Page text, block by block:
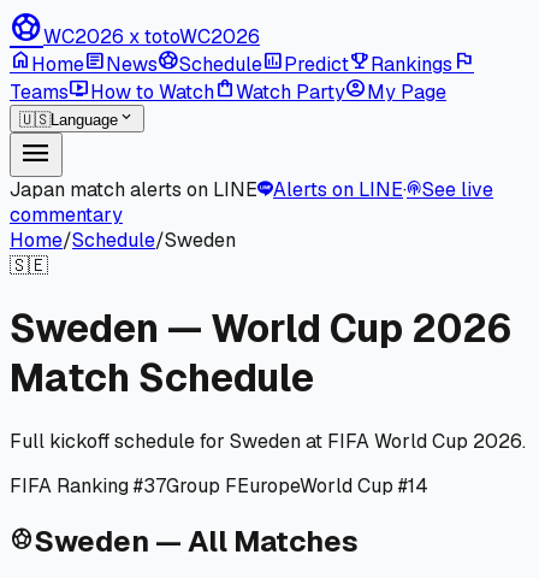
sports_soccerWC2026 x totoWC2026
homeHomearticleNewssports_soccerSchedulepollPredictemoji_eventsRankings flag
Teamslive_tvHow to Watchshopping_bagWatch Partyaccount_circleMy Page
🇺🇸Language expand_more
menu
Japan match alerts on LINE Alerts on LINE·podcastsSee live
commentary
Home/Schedule/Sweden
🇸🇪
Sweden — World Cup 2026
Match Schedule
Full kickoff schedule for Sweden at FIFA World Cup 2026.
FIFA Ranking #37Group FEuropeWorld Cup #14
sports_soccerSweden — All Matches